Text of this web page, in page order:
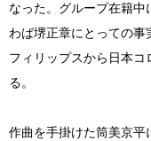
なった。グループ在籍
わば堺正章にとっての事
フィリップスから日本
る。
作曲を手掛けた筒美京